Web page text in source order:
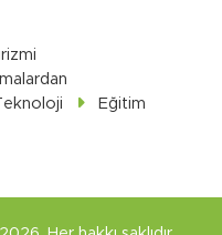
Eğitim